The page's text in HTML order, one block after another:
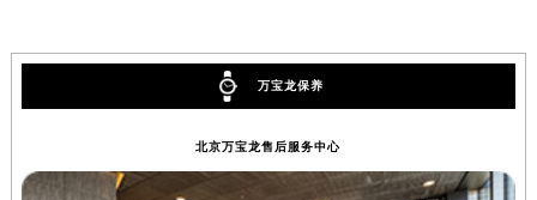
万宝龙保养
北京万宝龙售后服务中心